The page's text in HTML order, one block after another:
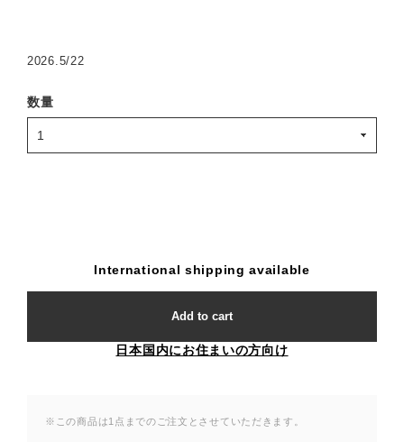
2026.5/22
数量
International shipping available
Add to cart
日本国内にお住まいの方向け
※この商品は1点までのご注文とさせていただきます。